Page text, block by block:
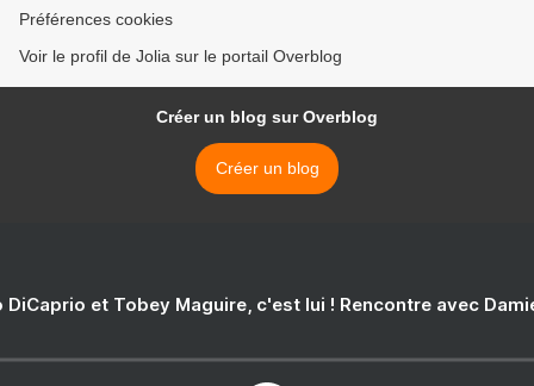
Préférences cookies
Voir le profil de Jolia sur le portail Overblog
Créer un blog sur Overblog
Créer un blog
DiCaprio et Tobey Maguire, c'est lui ! Rencontre avec